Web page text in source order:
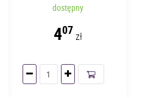
dostępny
407 zł